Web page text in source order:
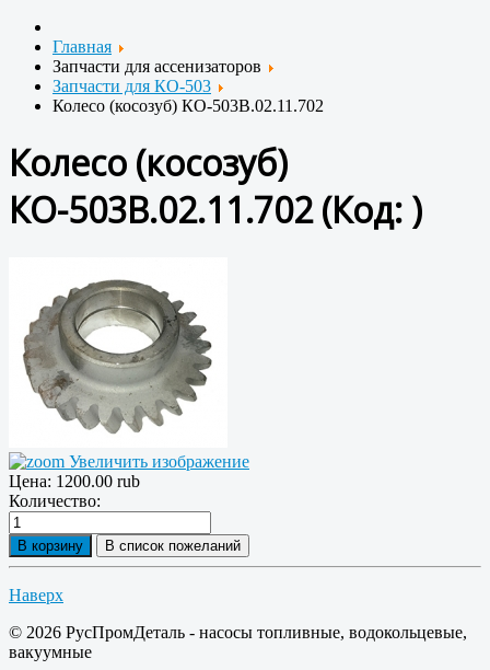
Главная
Запчасти для ассенизаторов
Запчасти для КО-503
Колесо (косозуб) КО-503В.02.11.702
Колесо (косозуб)
КО-503В.02.11.702(Код: )
Увеличить изображение
Цена: 1200.00 rub
Количество:
Наверх
© 2026 РусПромДеталь - насосы топливные, водокольцевые,
вакуумные